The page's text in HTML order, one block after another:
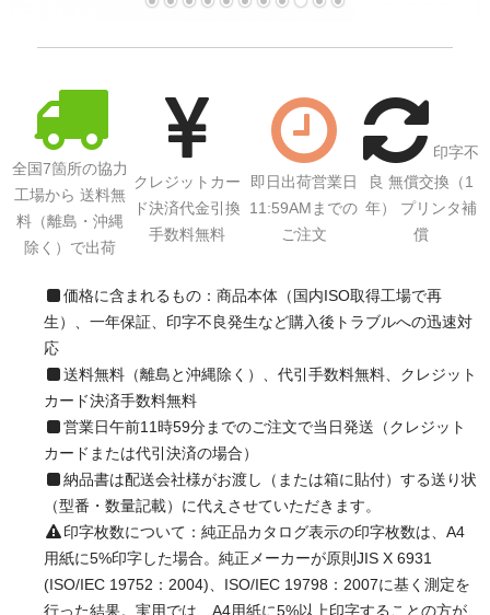
全国7箇所の協力
工場から 送料無
料（離島・沖縄
除く）で出荷
クレジットカー
ド決済代金引換
手数料無料
即日出荷営業日
11:59AMまでの
ご注文
印字不
良 無償交換（1
年） プリンタ補
償
価格に含まれるもの：商品本体（国内ISO取得工場で再
生）、一年保証、印字不良発生など購入後トラブルへの迅速対
応
送料無料（離島と沖縄除く）、代引手数料無料、クレジット
カード決済手数料無料
営業日午前11時59分までのご注文で当日発送（クレジット
カードまたは代引決済の場合）
納品書は配送会社様がお渡し（または箱に貼付）する送り状
（型番・数量記載）に代えさせていただきます。
印字枚数について：純正品カタログ表示の印字枚数は、A4
用紙に5%印字した場合。純正メーカーが原則JIS X 6931
(ISO/IEC 19752：2004)、ISO/IEC 19798：2007に基く測定を
行った結果。実用では、A4用紙に5%以上印字することの方が